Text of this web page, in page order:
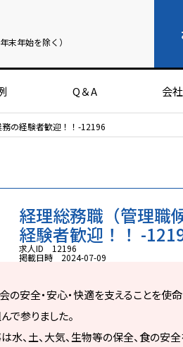
末年始を除く）
Q＆A 会
の経験者歓迎！！-12196
経理総務職（管理
経験者歓迎！！ -
求人ID 12196
掲載日時 2024-07-09
の安全・安心・快適を支えることを使
で参りました。
水、土、大気、生物等の保全、食の安